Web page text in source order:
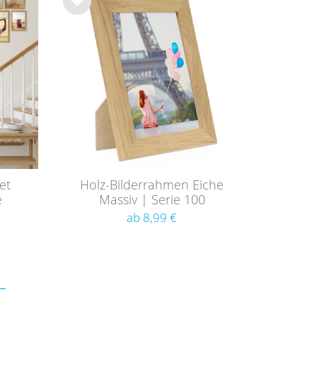
Wu
Holz-Bilderrahmen Eiche
Massiv | Serie 100
ab 8,99 €